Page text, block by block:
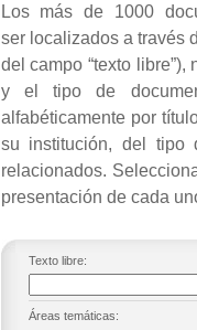
Los más de 1000
ser localizados a través
del campo “texto
y el tipo de
alfabéticamente por
su institución, del tipo
relacionados.
presentación de cada
Texto libre:
Áreas temáticas: